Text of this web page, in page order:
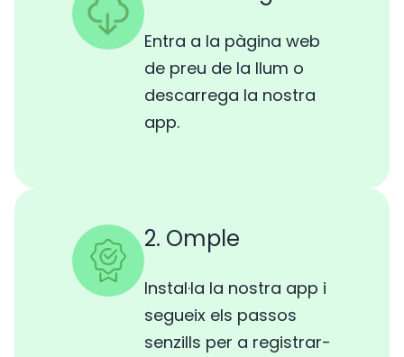
Entra a la pàgina web
de preu de la llum o
descarrega la nostra
app.
2. Omple
Instal·la la nostra app i
segueix els passos
senzills per a registrar-